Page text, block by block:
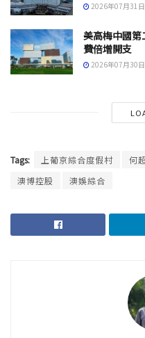
2026年07月31
美高梅中國第
費倍增開支
2026年07月30
Tags: 上葡京綜合度假村 何
澳博控股
澳娛綜合